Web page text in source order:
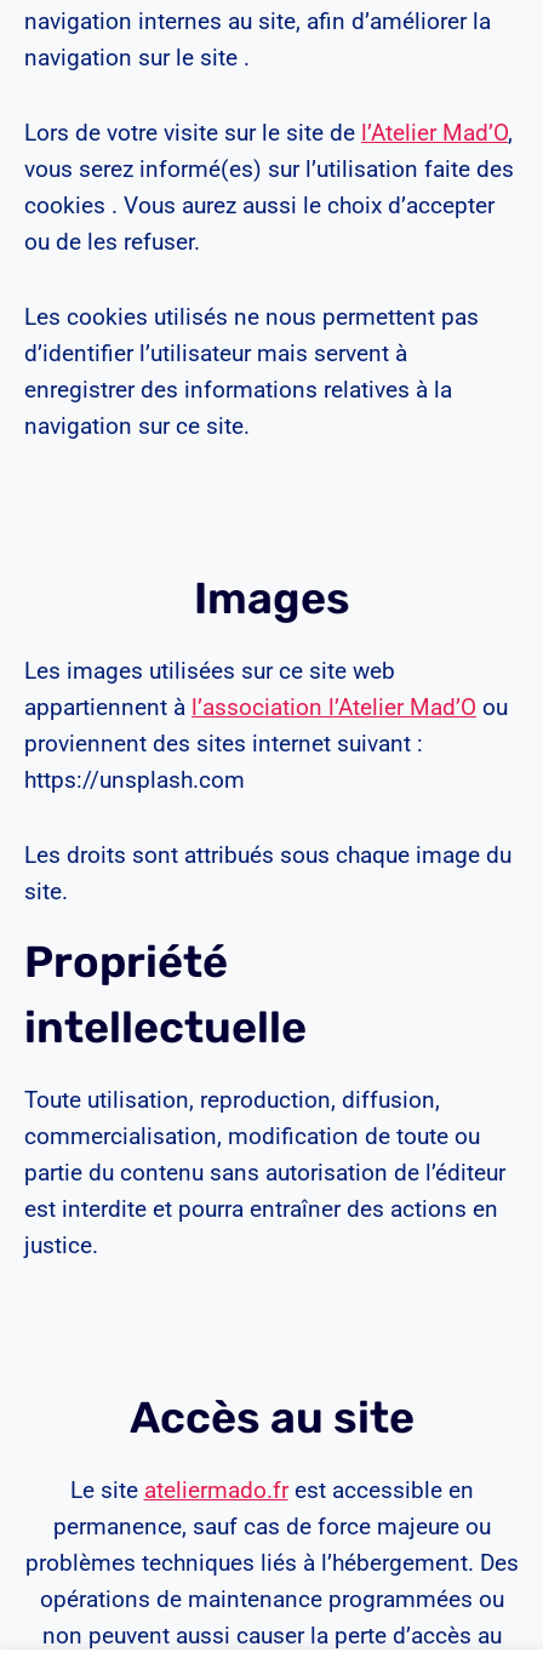
navigation internes au site, afin d’améliorer la
navigation sur le site .
Lors de votre visite sur le site de l’Atelier Mad’O,
vous serez informé(es) sur l’utilisation faite des
cookies . Vous aurez aussi le choix d’accepter
ou de les refuser.
Les cookies utilisés ne nous permettent pas
d’identifier l’utilisateur mais servent à
enregistrer des informations relatives à la
navigation sur ce site.
Images
Les images utilisées sur ce site web
appartiennent à l’association l’Atelier Mad’O ou
proviennent des sites internet suivant :
https://unsplash.com
Les droits sont attribués sous chaque image du
site.
Propriété
intellectuelle
Toute utilisation, reproduction, diffusion,
commercialisation, modification de toute ou
partie du contenu sans autorisation de l’éditeur
est interdite et pourra entraîner des actions en
justice.
Accès au site
Le site ateliermado.frest accessible en
permanence, sauf cas de force majeure ou
problèmes techniques liés à l’hébergement. Des
opérations de maintenance programmées ou
non peuvent aussi causer la perte d’accès au